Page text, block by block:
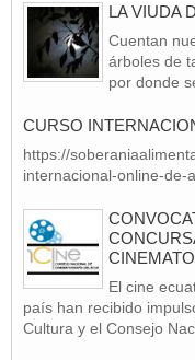
LA VIUDA
Cuentan
árboles de
por donde
CURSO
https://
internacional-online-de-
El cine
país han recibido
Cultura y el Consejo